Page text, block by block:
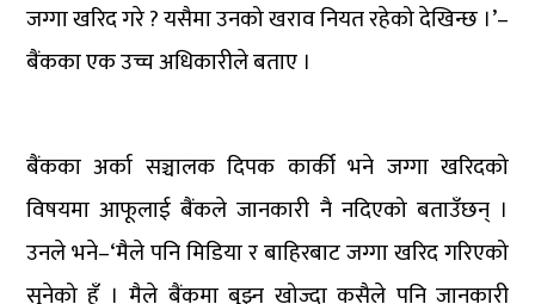
जग्गा खरिद गरे ? यसैमा उनको खराव नियत रहेको देखिन्छ ।’–
बैंकका एक उच्च अधिकारीले बताए ।
बैंकका अर्का सञ्चालक दिपक कार्की भने जग्गा खरिदको
विषयमा आफूलाई बैंकले जानकारी नै नदिएको बताउँछन् ।
उनले भने–‘मैले पनि मिडिया र बाहिरबाट जग्गा खरिद गरिएको